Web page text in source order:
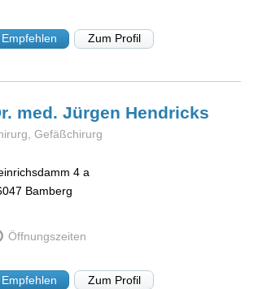
Empfehlen Zum Profil
med. Jürgen Hendricks
Gefäßchirurg
4 a
Bamberg
Öffnungszeiten
Empfehlen Zum Profil